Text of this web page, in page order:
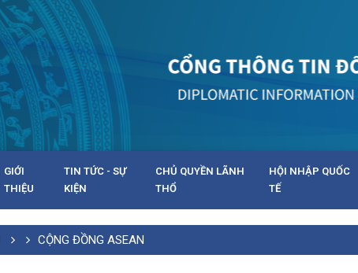
GIỚI
THIỆU
TIN TỨC - SỰ
KIỆN
CHỦ QUYỀN LÃNH
THỔ
HỘI NHẬP QUỐC
TẾ
CỘNG ĐỒNG ASEAN